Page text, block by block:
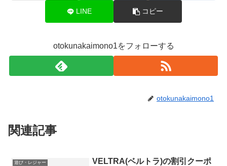
LINE コピー
otokunakaimono1をフォローする
otokunakaimono1
関連記事
遊び・レジャー
VELTRA(ベルトラ)の割引クーポ